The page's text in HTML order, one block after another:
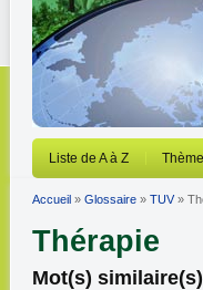
Liste de A à Z
Accueil » Glossaire » TUV»
Thérapie
Mot(s) similaire(s)